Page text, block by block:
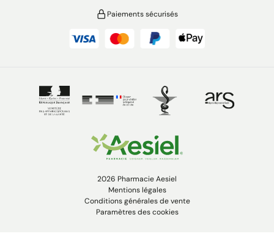
Paiements sécurisés
2026 Pharmacie Aesiel
Mentions légales
Conditions générales de vente
Paramètres des cookies